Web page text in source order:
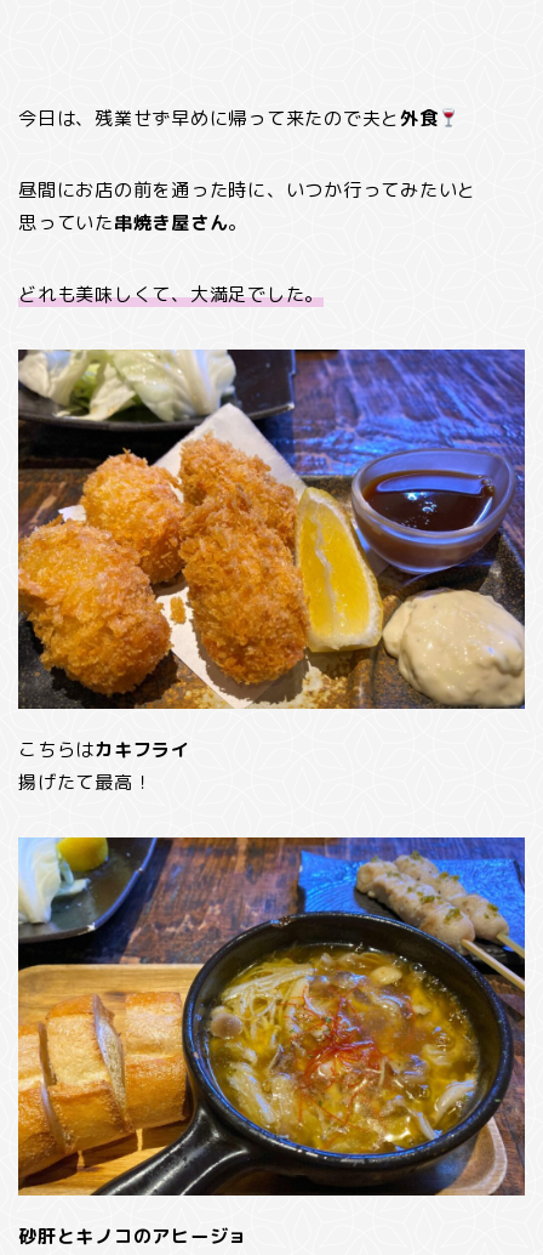
今日は、残業せず早めに帰って来たので夫と外食
昼間にお店の前を通った時に、いつか行ってみたいと
思っていた串焼き屋さん。
どれも美味しくて、大満足でした。
こちらはカキフライ
揚げたて最高！
砂肝とキノコのアヒージョ